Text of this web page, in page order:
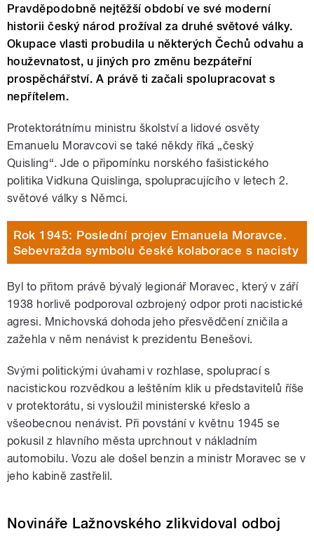
Pravděpodobně nejtěžší období ve své moderní
historii český národ prožíval za druhé světové války.
Okupace vlasti probudila u některých Čechů odvahu a
houževnatost, u jiných pro změnu bezpáteřní
prospěchářství. A právě ti začali spolupracovat s
nepřítelem.
Protektorátnímu ministru školství a lidové osvěty
Emanuelu Moravcovi se také někdy říká „český
Quisling“. Jde o připomínku norského fašistického
politika Vidkuna Quislinga, spolupracujícího v letech 2.
světové války s Němci.
Rok 1945: Poslední projev Emanuela Moravce.
Sebevražda symbolu české kolaborace s nacisty
Byl to přitom právě bývalý legionář Moravec, který v září
1938 horlivě podporoval ozbrojený odpor proti nacistické
agresi. Mnichovská dohoda jeho přesvědčení zničila a
zažehla v něm nenávist k prezidentu Benešovi.
Svými politickými úvahami v rozhlase, spoluprací s
nacistickou rozvědkou a leštěním klik u představitelů říše
v protektorátu, si vysloužil ministerské křeslo a
všeobecnou nenávist. Při povstání v květnu 1945 se
pokusil z hlavního města uprchnout v nákladním
automobilu. Vozu ale došel benzin a ministr Moravec se v
jeho kabině zastřelil.
Novináře Lažnovského zlikvidoval odboj